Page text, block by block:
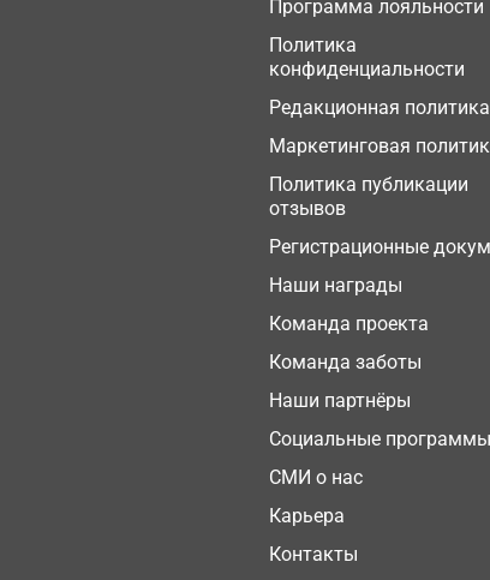
Программа лояльности
Политика
конфиденциальности
Редакционная политика
Маркетинговая
Политика публикации
отзывов
Регистрационные
Наши награды
Команда проекта
Команда заботы
Наши партнёры
Социальные программы
СМИ о нас
Карьера
Контакты